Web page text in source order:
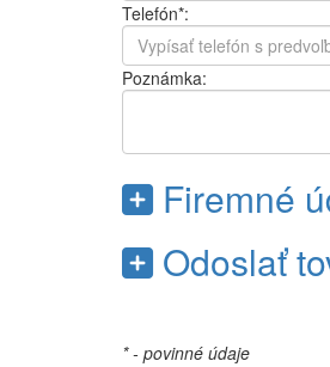
Telefón*:
Poznámka:
Firemné
Odoslať
* - povinné údaje